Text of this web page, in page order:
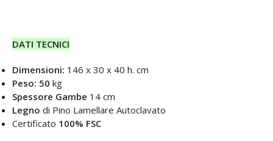
DATI TECNICI
Dimensioni: 146 x 30 x 40 h. cm
Peso: 50 kg
Spessore Gambe 14 cm
Legno di Pino Lamellare Autoclavato
Certificato 100% FSC